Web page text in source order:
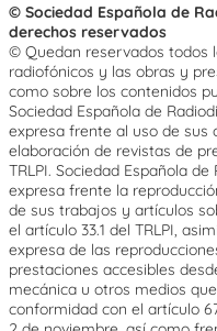
© Sociedad Española de
derechos reservados
© Quedan reservados todos
radiofónicos y las obras y
como sobre los contenidos
Sociedad Española de
expresa frente al uso de sus
elaboración de revistas de
TRLPI. Sociedad Española
expresa frente la
de sus trabajos y artículos
el artículo 33.1 del TRLPI,
expresa de las
prestaciones accesibles
mecánica u otros medios
conformidad con el artículo